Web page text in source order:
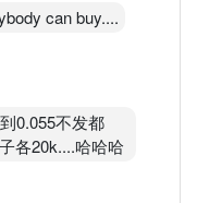
can buy....
0.055不发都
各20k....哈哈哈